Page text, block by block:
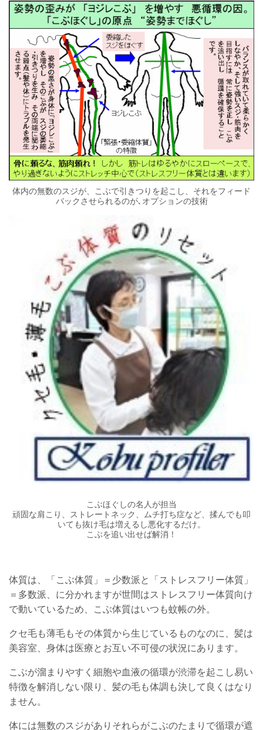
体内の無数のスジが、こぶで引きつりを起こし、それをフィード
バックさせられるのが､オプションの技術
こぶほぐしの名人が担当
頑固な肩こり、ストレートネック、ムチ打ち症など、揉んでも叩
いても抜け毛は増えるし悪化するだけ。
こぶを追い出せば解消！
体質は、「こぶ体質」＝少数派と「ストレスフリー体質」
＝多数派、に分かれますが世間はストレスフリー体質向け
で動いているため、こぶ体質はいつも蚊帳の外。
クセ毛も薄毛もその体質から生じているものなのに、髪は
美容室、身体は医療とお互い不可侵の状況にあります。
こぶが溜まりやすく細胞や血液の循環が渋滞を起こし易い
特徴を解消しない限り、髪の毛も体調も決して良くはなり
ません。
体には無数のスジがありそれらがこぶのたまりで循環が遮